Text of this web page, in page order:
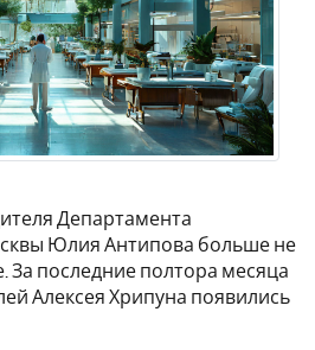
Департамента
Юлия Антипова больше не
За последние полтора месяца
Алексея Хрипуна появились